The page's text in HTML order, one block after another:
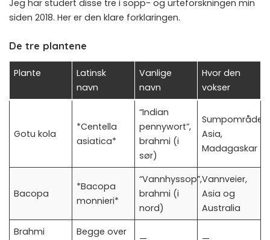
Jeg har studert disse tre i sopp- og urteforskningen min
siden 2018. Her er den klare forklaringen.
De tre plantene
Plante
Latinsk
navn
Vanlige
navn
Hvor den
vokser
Gotu kola
*Centella
asiatica*
“Indian
pennywort”,
brahmi (i
sør)
Sumpområder
Asia,
Madagaskar
Bacopa
*Bacopa
monnieri*
“Vannhyssop”,
brahmi (i
nord)
Vannveier,
Asia og
Australia
Brahmi
Begge over